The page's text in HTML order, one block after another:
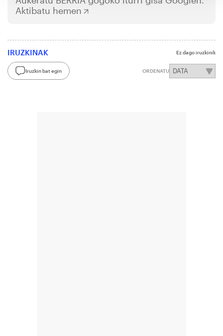
Aktibatu hemen
IRUZKINAK Ez dago iruzkinik
Iruzkin bat egin ORDENATU